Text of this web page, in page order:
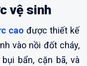
vệ sinh
cao được thiết kế
vào nồi đốt cháy,
bẩn, cặn bã, và